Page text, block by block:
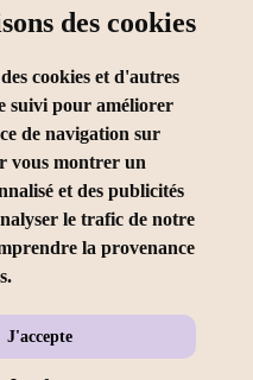
des cookies
cookies et d'autres
suivi pour améliorer
de navigation sur
vous montrer un
et des publicités
le trafic de notre
la provenance
J'accepte
légales